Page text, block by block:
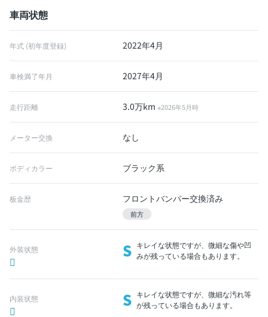
車両状態
年式 (初年度登録) 2022年4月
車検満了年月 2027年4月
走行距離 3.0万km※2026年5月時
メーター交換 なし
ボディカラー ブラック系
板金歴 フロントバンパー交換済み
前方
外装状態 S キレイな状態ですが、微細な傷や凹
みが残っている場合もあります。
内装状態 S キレイな状態ですが、微細な汚れ等
が残っている場合もあります。